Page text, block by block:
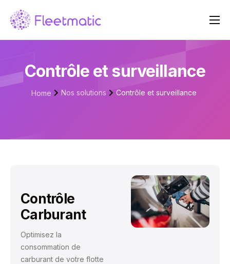
Tarifs
Contrôle et surveillance
Home Nos solutions Contrôle et surveillance
Contrôle
Carburant
Optimisez la
consommation de
carburant de votre flotte